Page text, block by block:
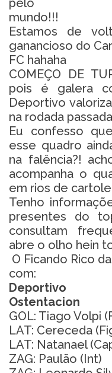
pelo
mundo!!!
Estamos de
ganancioso do
FC hahaha
COMEÇO DE
pois é galera
Deportivo
na rodada
Eu confesso
esse quadro
na falência?!
acompanha o
em rios de
Tenho
presentes do
consultam
abre o olho hein
O Ficando Rico
com:
Deportivo
Ostentacion
GOL: Tiago Volpi
LAT: Cereceda
LAT: Natanael
ZAG: Paulão (Int)